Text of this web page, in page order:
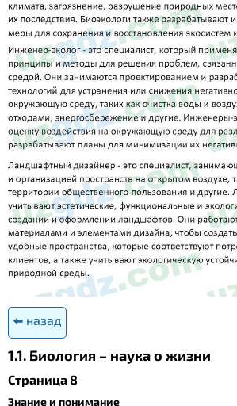
⬅️ назад
1.1. Биология – наука о жизни
Страница 8
Знание и понимание